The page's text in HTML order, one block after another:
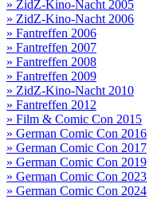
» ZidZ-Kino-Nacht 2005
» ZidZ-Kino-Nacht 2006
» Fantreffen 2006
» Fantreffen 2007
» Fantreffen 2008
» Fantreffen 2009
» ZidZ-Kino-Nacht 2010
» Fantreffen 2012
» Film & Comic Con 2015
» German Comic Con 2016
» German Comic Con 2017
» German Comic Con 2019
» German Comic Con 2023
» German Comic Con 2024